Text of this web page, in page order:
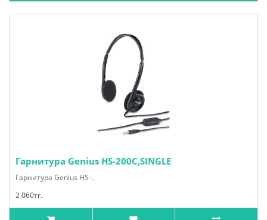
Гарнитура Genius HS-200C,SINGLE
Гарнитура Genius HS-..
2 060тг.